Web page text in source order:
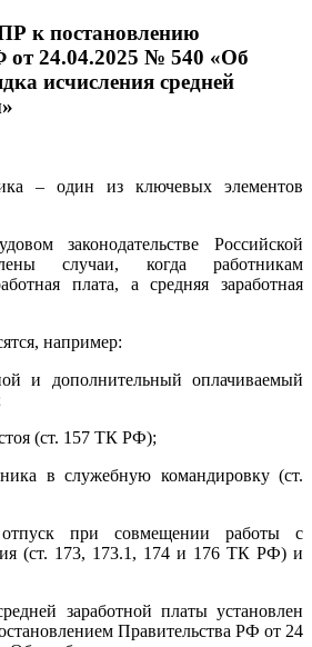
к постановлению
от 24.04.2025 № 540 «Об
исчисления средней
– один из ключевых элементов
законодательстве Российской
случаи, когда работникам
плата, а средняя заработная
например:
и дополнительный оплачиваемый
(ст. 157 ТК РФ);
в служебную командировку (ст.
при совмещении работы с
(ст. 173, 173.1, 174 и 176 ТК РФ) и
заработной платы установлен
Правительства РФ от 24